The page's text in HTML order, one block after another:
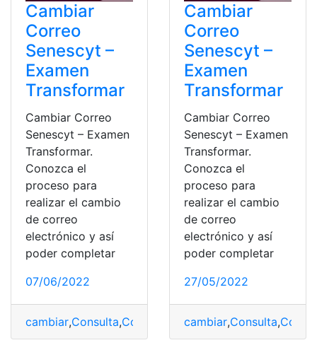
Cambiar
Correo
Senescyt –
Examen
Transformar
Cambiar Correo
Senescyt – Examen
Transformar.
Conozca el
proceso para
realizar el cambio
de correo
electrónico y así
poder completar
07/06/2022
cambiar,Consulta,Consulta online,correo,SENESCYT
Cambiar
Correo
Senescyt –
Examen
Transformar
Cambiar Correo
Senescyt – Examen
Transformar.
Conozca el
proceso para
realizar el cambio
de correo
electrónico y así
poder completar
27/05/2022
cambiar,Consulta,